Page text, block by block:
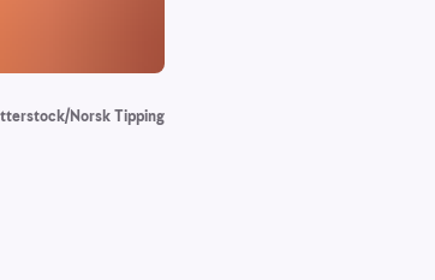
Norsk Tipping